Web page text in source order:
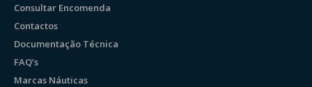
Consultar Encomenda
Contactos
Documentação Técnica
FAQ’s
Marcas Náuticas